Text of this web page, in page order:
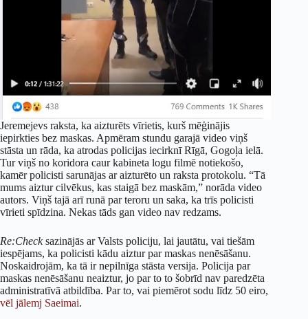
Jeremejevs raksta, ka aizturēts vīrietis, kurš mēģinājis
iepirkties bez maskas. Apmēram stundu garajā video viņš
stāsta un rāda, ka atrodas policijas iecirknī Rīgā, Gogoļa ielā.
Tur viņš no koridora caur kabineta logu filmē notiekošo,
kamēr policisti sarunājas ar aizturēto un raksta protokolu. “Tā
mums aiztur cilvēkus, kas staigā bez maskām,” norāda video
autors. Viņš tajā arī runā par teroru un saka, ka trīs policisti
vīrieti spīdzina. Nekas tāds gan video nav redzams.
Re:Checksazinājās ar Valsts policiju, lai jautātu, vai tiešām
iespējams, ka policisti kādu aiztur par maskas nenēsāšanu.
Noskaidrojām, ka tā ir nepilnīga stāsta versija. Policija par
maskas nenēsāšanu neaiztur, jo par to to šobrīd nav paredzēta
administratīvā atbildība. Par to, vai piemērot sodu līdz 50 eiro,
vēl jālemj Saeimai.